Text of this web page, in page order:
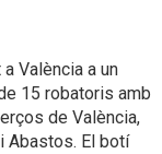
València a un
15 robatoris amb
de València,
Abastos. El botí